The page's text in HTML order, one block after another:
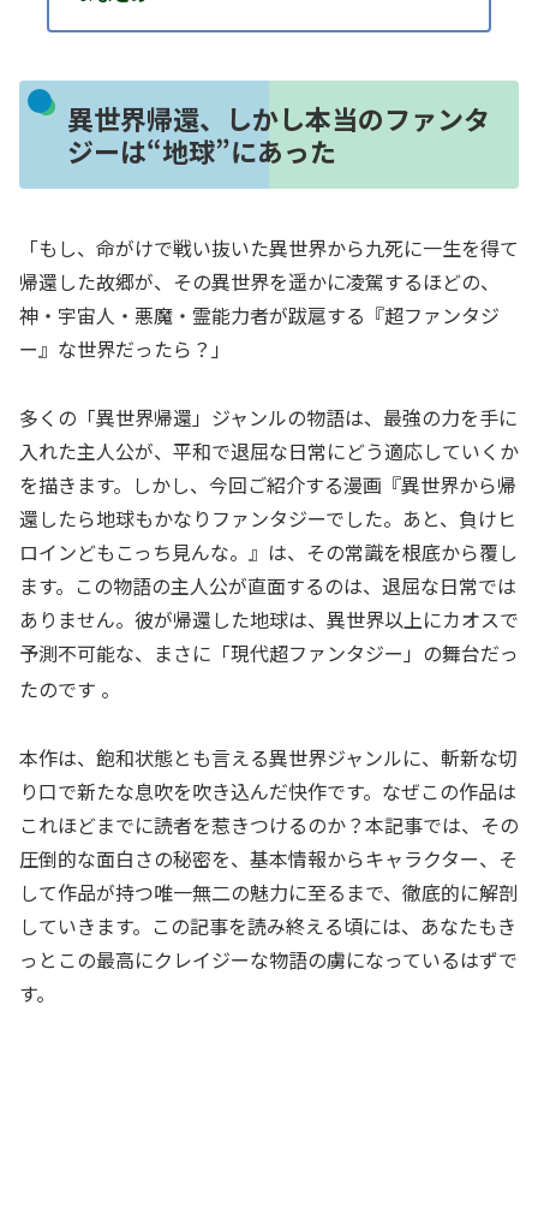
異世界帰還、しかし本当のファンタ
ジーは“地球”にあった
「もし、命がけで戦い抜いた異世界から九死に一生を得て
帰還した故郷が、その異世界を遥かに凌駕するほどの、
神・宇宙人・悪魔・霊能力者が跋扈する『超ファンタジ
ー』な世界だったら？」
多くの「異世界帰還」ジャンルの物語は、最強の力を手に
入れた主人公が、平和で退屈な日常にどう適応していくか
を描きます。しかし、今回ご紹介する漫画『異世界から帰
還したら地球もかなりファンタジーでした。あと、負けヒ
ロインどもこっち見んな。』は、その常識を根底から覆し
ます。この物語の主人公が直面するのは、退屈な日常では
ありません。彼が帰還した地球は、異世界以上にカオスで
予測不可能な、まさに「現代超ファンタジー」の舞台だっ
たのです 。
本作は、飽和状態とも言える異世界ジャンルに、斬新な切
り口で新たな息吹を吹き込んだ快作です。なぜこの作品は
これほどまでに読者を惹きつけるのか？本記事では、その
圧倒的な面白さの秘密を、基本情報からキャラクター、そ
して作品が持つ唯一無二の魅力に至るまで、徹底的に解剖
していきます。この記事を読み終える頃には、あなたもき
っとこの最高にクレイジーな物語の虜になっているはずで
す。